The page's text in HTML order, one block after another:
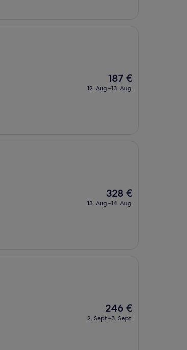
Der
Preis
beträgt
187 €
12. Aug.–13. Aug.
Der
Preis
beträgt
328 €
13. Aug.–14. Aug.
Der
Preis
beträgt
246 €
2. Sept.–3. Sept.